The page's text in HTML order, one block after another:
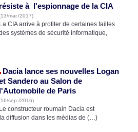
résiste à l'espionnage de la CIA
mar./2017)
La CIA arrive à profiter de certaines failles
systèmes de sécurité informatique,
Dacia lance ses nouvelles Logan
Sandero au Salon de
l'Automobile de Paris
sep./2016)
Le constructeur roumain Dacia est
diffusion dans les médias de (…)